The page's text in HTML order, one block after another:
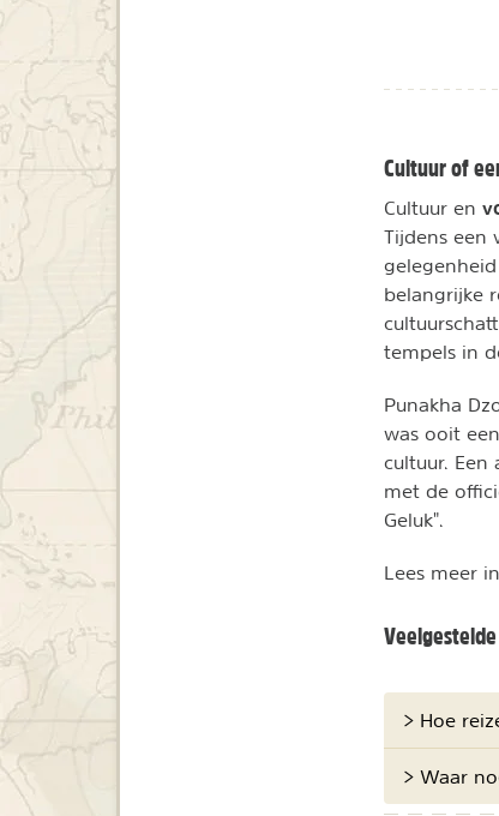
Cultuur of
Cultuur en
Tijdens een
belangrijke
tempels in
Punakha
was ooit
cultuur. Een
met de
Geluk".
Lees meer
> Hoe
> Waar